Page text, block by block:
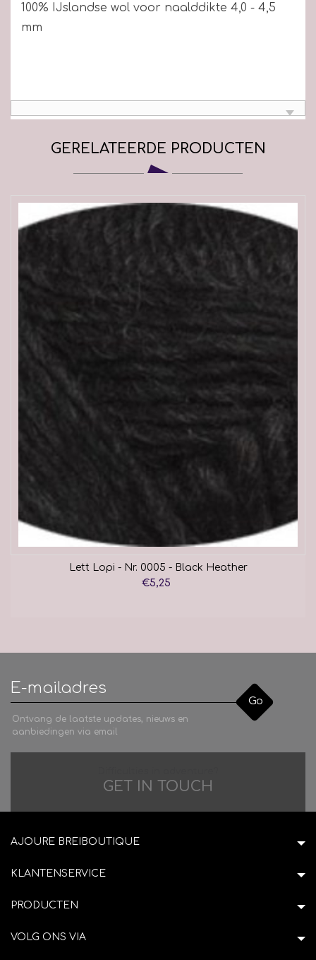
100% IJslandse wol voor naalddikte 4,0 - 4,5
mm
GERELATEERDE PRODUCTEN
Lett Lopi - Nr. 0005 - Black Heather
€5,25
Go
Ontvang de laatste updates, nieuws en
aanbiedingen via email
GET IN TOUCH
AJOURE BREIBOUTIQUE
KLANTENSERVICE
PRODUCTEN
VOLG ONS VIA